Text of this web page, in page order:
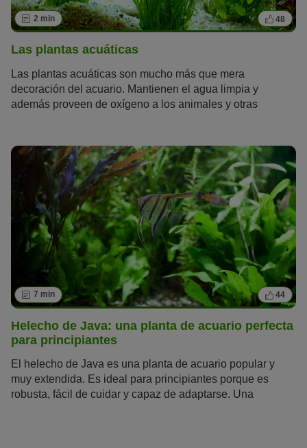
2 min 48
Las plantas acuáticas
Las plantas acuáticas son mucho más que mera
decoración del acuario. Mantienen el agua limpia y
además proveen de oxígeno a los animales y otras
7 min 44
Helecho de Java: una planta de acuario perfecta
para principiantes
El helecho de Java es una planta de acuario popular y
muy extendida. Es ideal para principiantes porque es
robusta, fácil de cuidar y capaz de adaptarse. Una